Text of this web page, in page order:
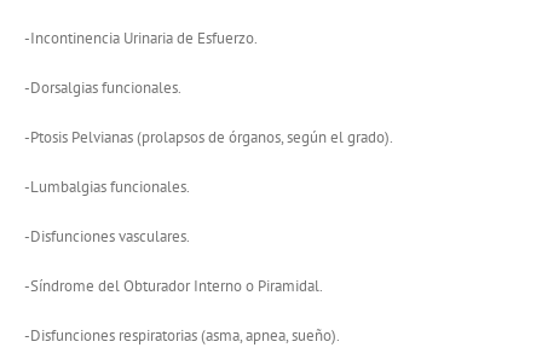
-Incontinencia Urinaria de Esfuerzo.
-Dorsalgias funcionales.
-Ptosis Pelvianas (prolapsos de órganos, según el grado).
-Lumbalgias funcionales.
-Disfunciones vasculares.
-Síndrome del Obturador Interno o Piramidal.
-Disfunciones respiratorias (asma, apnea, sueño).